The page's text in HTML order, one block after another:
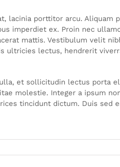
lacinia porttitor arcu. Aliquam
imperdiet ex. Proin nec
mattis. Vestibulum velit
ultricies lectus, hendrerit
et sollicitudin lectus porta
molestie. Integer a ipsum
tincidunt dictum. Duis sed